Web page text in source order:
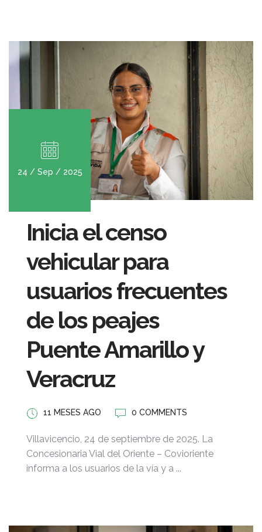
24 / Sep / 2025
Inicia el censo
vehicular para
usuarios frecuentes
de los peajes
Puente Amarillo y
Veracruz
11 MESES AGO 0 COMMENTS
Villavicencio, 24 de septiembre de 2025. La
Concesionaria Vial del Oriente – Covioriente
informa a los usuarios de la vía y a ...